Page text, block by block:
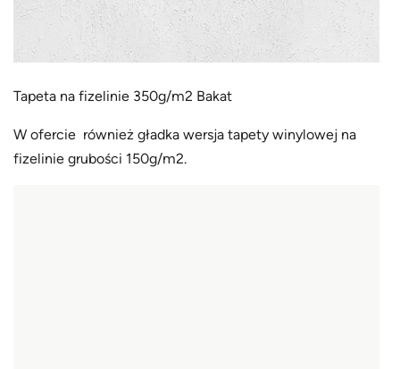
Tapeta na fizelinie 350g/m2 Bakat
W ofercie również gładka wersja tapety winylowej na
fizelinie grubości 150g/m2.